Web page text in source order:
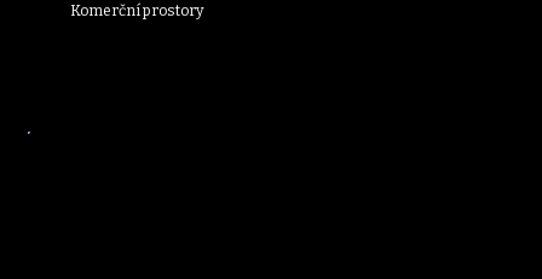
Komerční prostory